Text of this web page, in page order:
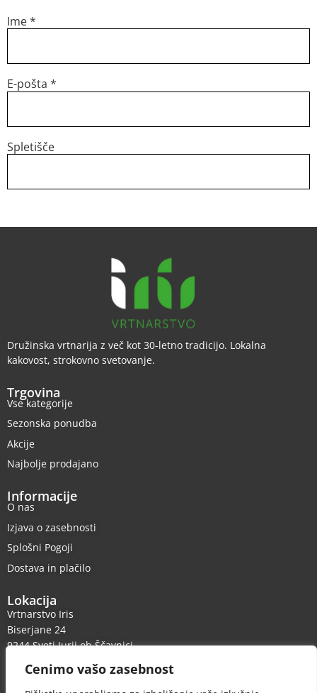
Cenimo vašo zasebnost
Ime*
E-pošta *
Spletišče
Družinska vrtnarija z več kot 30-letno tradicijo. Lokalna
kakovost, strokovno svetovanje.
Trgovina
Vse kategorije
Sezonska ponudba
Akcije
Najbolje prodajano
Informacije
O nas
Izjava o zasebnosti
Splošni Pogoji
Dostava in plačilo
Lokacija
Vrtnarstvo Iris
Biserjane 24
9244 Sveti Jurij ob Ščavnici
Kontakt